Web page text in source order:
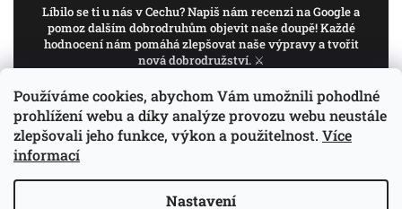
Používáme cookies, abychom Vám umožnili pohodlné
prohlížení webu a díky analýze provozu webu neustále
zlepšovali jeho funkce, výkon a použitelnost. Více
informací
Nastavení
Líbilo se ti u nás v Cechu? Napiš nám recenzi na Google a
pomoz dalším dobrodruhům objevit naše doupě! Každé
hodnocení nám pomáhá zlepšovat naše výpravy a tvořit
nová dobrodružství. ⚔️
✍️ Napiš recenzi na Google
Děkujeme, že pomáháš psát příběh Cechu Hráčů.